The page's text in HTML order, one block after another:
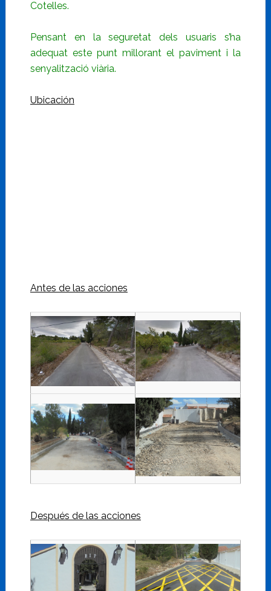
Cotelles.
Pensant en la seguretat dels usuaris s’ha
adequat este punt millorant el paviment i la
senyalització viària.
Ubicación
Antes de las acciones
Después de las acciones